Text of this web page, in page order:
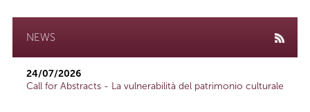
NEWS
24/07/2026
Call for Abstracts - La vulnerabilità del patrimonio culturale